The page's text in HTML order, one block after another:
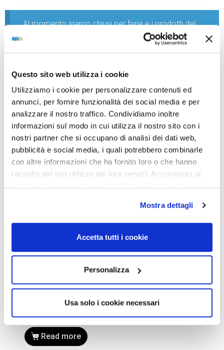
Questo sito web utilizza i cookie
Utilizziamo i cookie per personalizzare contenuti ed
annunci, per fornire funzionalità dei social media e per
analizzare il nostro traffico. Condividiamo inoltre
informazioni sul modo in cui utilizza il nostro sito con i
nostri partner che si occupano di analisi dei dati web,
pubblicità e social media, i quali potrebbero combinarle
con altre informazioni che ha fornito loro o che hanno
raccolto dal suo utilizzo dei loro servizi. Acconsenta ai
Mostra dettagli
Accetta tutti i cookie
Personalizza
Usa solo i cookie necessari
Al momento siamo chiusi per ferie e i prodotti del
nostro negozio non saranno disponibili per la
spedizione fino al giorno 31 agosto. BUONE FERIE
Showing the single result
LENTI A CONTATTO E
SOLUZIONI
ESILLOR MONOFOCALI
SFERICHE ORMA 1.5 STOCK
145,00 €
Read more